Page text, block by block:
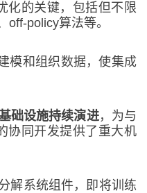
化的关键，包括但不限
off-policy算法等。
模和组织数据，使集成
础设施持续演进，为与
协同开发提供了重大机
解系统组件，即将训练